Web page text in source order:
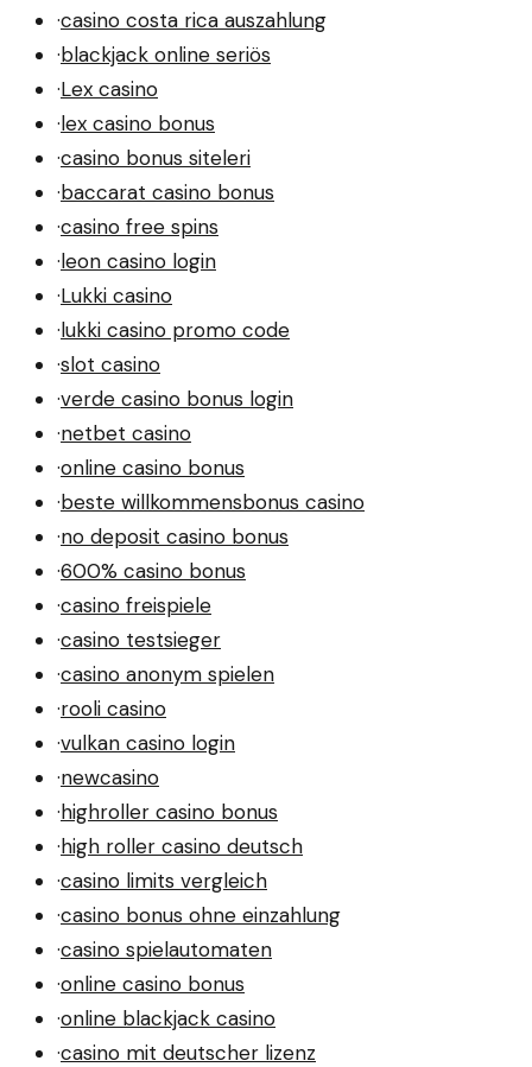
·casino costa rica auszahlung
·blackjack online seriös
·Lex casino
·lex casino bonus
·casino bonus siteleri
·baccarat casino bonus
·casino free spins
·leon casino login
·Lukki casino
·lukki casino promo code
·slot casino
·verde casino bonus login
·netbet casino
·online casino bonus
·beste willkommensbonus casino
·no deposit casino bonus
·600% casino bonus
·casino freispiele
·casino testsieger
·casino anonym spielen
·rooli casino
·vulkan casino login
·newcasino
·highroller casino bonus
·high roller casino deutsch
·casino limits vergleich
·casino bonus ohne einzahlung
·casino spielautomaten
·online casino bonus
·online blackjack casino
·casino mit deutscher lizenz